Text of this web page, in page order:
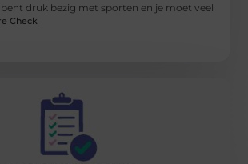
druk bezig met sporten en je moet veel
Check